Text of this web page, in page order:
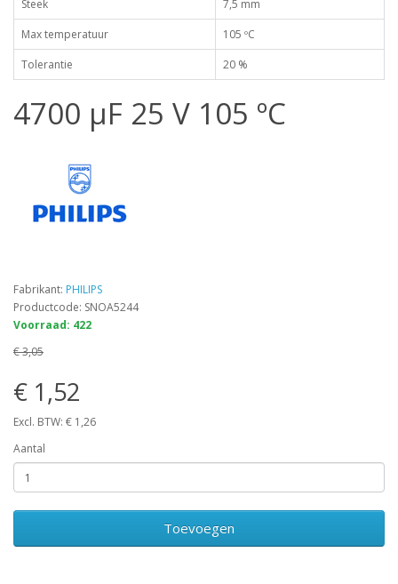
Steek
7,5 mm
Max temperatuur
105 ºC
Tolerantie
20 %
4700 µF 25 V 105 ºC
Fabrikant: PHILIPS
Productcode: SNOA5244
Voorraad: 422
€ 3,05
€ 1,52
Excl. BTW: € 1,26
Aantal
Toevoegen